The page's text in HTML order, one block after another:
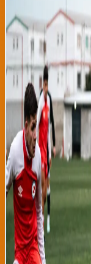
El Athletic Club de
2-1 en un
San Mamés,
de la temporada de
semanas. Los
Iker Muniain en el
que Getafe
partido fue una
significativas
en la presión
Valverde ha
2025-26 dejó a
terminando terceros
final de Copa del
realizado fichajes
defensa y el
central Aitor
de la Universidad
un rendimiento
integración táctico-
expresado